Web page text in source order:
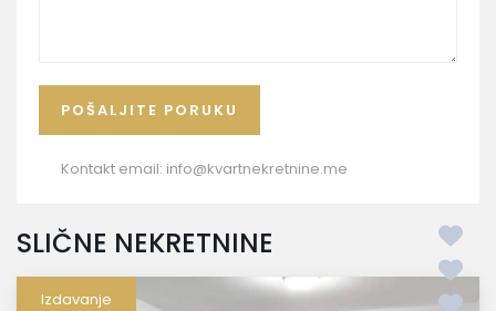
Kontakt email: info@kvartnekretnine.me
SLIČNE NEKRETNINE
Izdavanje